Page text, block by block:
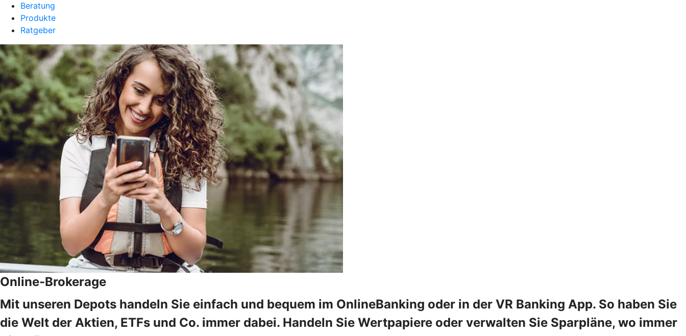
Beratung
Produkte
Ratgeber
Online-Brokerage
Mit unseren Depots handeln Sie einfach und bequem im OnlineBanking oder in der VR Banking App. So haben Sie
die Welt der Aktien, ETFs und Co. immer dabei. Handeln Sie Wertpapiere oder verwalten Sie Sparpläne, wo immer